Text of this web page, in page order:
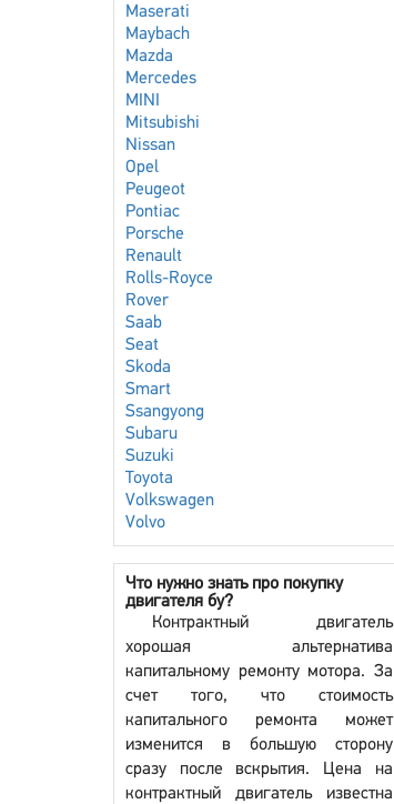
Maserati
Maybach
Mazda
Mercedes
MINI
Mitsubishi
Nissan
Opel
Peugeot
Pontiac
Porsche
Renault
Rolls-Royce
Rover
Saab
Seat
Skoda
Smart
Ssangyong
Subaru
Suzuki
Toyota
Volkswagen
Volvo
Что нужно знать про покупку
двигателя бу?
Контрактный двигатель
хорошая альтернатива
капитальному ремонту мотора. За
счет того, что стоимость
капитального ремонта может
изменится в большую сторону
сразу после вскрытия. Цена на
контрактный двигатель известна